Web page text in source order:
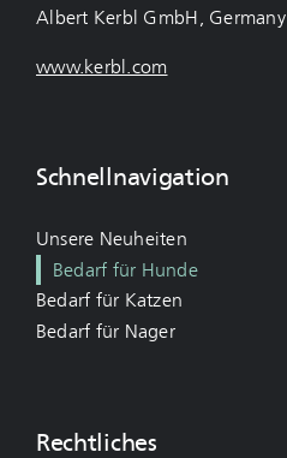
Albert Kerbl GmbH, Germany
www.kerbl.com
Schnellnavigation
Unsere Neuheiten
Bedarf für Hunde
Bedarf für Katzen
Bedarf für Nager
Rechtliches